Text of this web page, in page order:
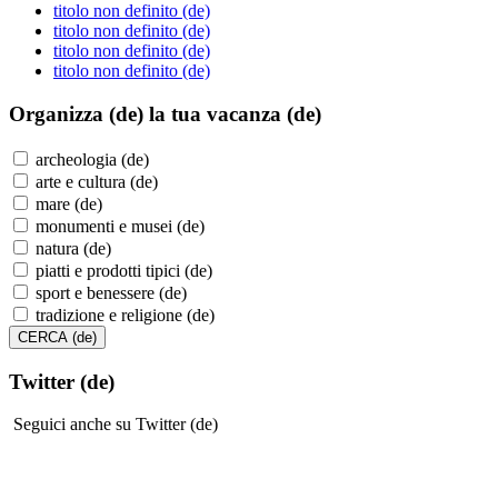
titolo non definito (de)
titolo non definito (de)
titolo non definito (de)
titolo non definito (de)
Organizza (de) la tua vacanza (de)
archeologia (de)
arte e cultura (de)
mare (de)
monumenti e musei (de)
natura (de)
piatti e prodotti tipici (de)
sport e benessere (de)
tradizione e religione (de)
Twitter (de)
Seguici anche su Twitter (de)